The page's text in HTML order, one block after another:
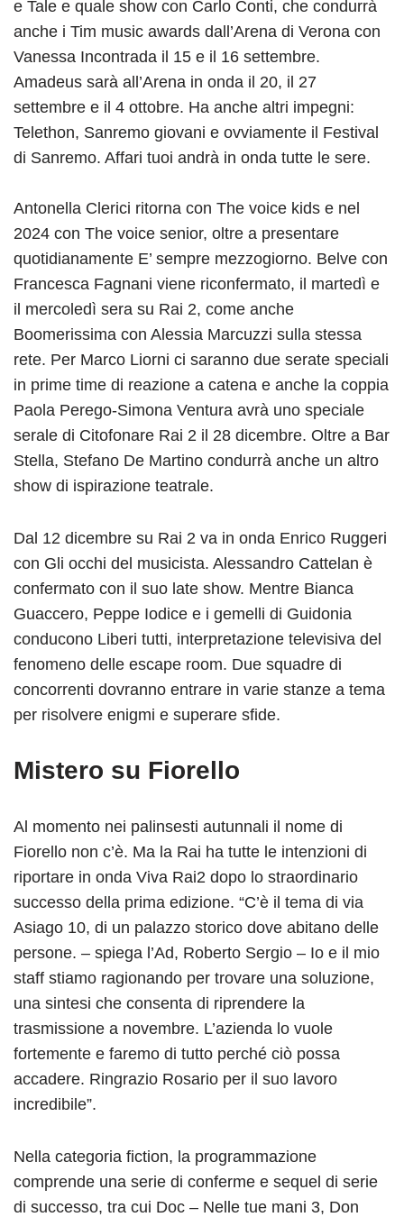
e Tale e quale show con Carlo Conti, che condurrà
anche i Tim music awards dall’Arena di Verona con
Vanessa Incontrada il 15 e il 16 settembre.
Amadeus sarà all’Arena in onda il 20, il 27
settembre e il 4 ottobre. Ha anche altri impegni:
Telethon, Sanremo giovani e ovviamente il Festival
di Sanremo. Affari tuoi andrà in onda tutte le sere.
Antonella Clerici ritorna con The voice kids e nel
2024 con The voice senior, oltre a presentare
quotidianamente E’ sempre mezzogiorno. Belve con
Francesca Fagnani viene riconfermato, il martedì e
il mercoledì sera su Rai 2, come anche
Boomerissima con Alessia Marcuzzi sulla stessa
rete. Per Marco Liorni ci saranno due serate speciali
in prime time di reazione a catena e anche la coppia
Paola Perego-Simona Ventura avrà uno speciale
serale di Citofonare Rai 2 il 28 dicembre. Oltre a Bar
Stella, Stefano De Martino condurrà anche un altro
show di ispirazione teatrale.
Dal 12 dicembre su Rai 2 va in onda Enrico Ruggeri
con Gli occhi del musicista. Alessandro Cattelan è
confermato con il suo late show. Mentre Bianca
Guaccero, Peppe Iodice e i gemelli di Guidonia
conducono Liberi tutti, interpretazione televisiva del
fenomeno delle escape room. Due squadre di
concorrenti dovranno entrare in varie stanze a tema
per risolvere enigmi e superare sfide.
Mistero su Fiorello
Al momento nei palinsesti autunnali il nome di
Fiorello non c’è. Ma la Rai ha tutte le intenzioni di
riportare in onda Viva Rai2 dopo lo straordinario
successo della prima edizione. “C’è il tema di via
Asiago 10, di un palazzo storico dove abitano delle
persone. – spiega l’Ad, Roberto Sergio – Io e il mio
staff stiamo ragionando per trovare una soluzione,
una sintesi che consenta di riprendere la
trasmissione a novembre. L’azienda lo vuole
fortemente e faremo di tutto perché ciò possa
accadere. Ringrazio Rosario per il suo lavoro
incredibile”.
Nella categoria fiction, la programmazione
comprende una serie di conferme e sequel di serie
di successo, tra cui Doc – Nelle tue mani 3, Don